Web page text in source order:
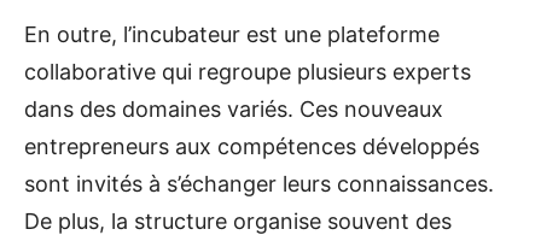
En outre, l’incubateur est une plateforme
collaborative qui regroupe plusieurs experts
dans des domaines variés. Ces nouveaux
entrepreneurs aux compétences développés
sont invités à s’échanger leurs connaissances.
De plus, la structure organise souvent des